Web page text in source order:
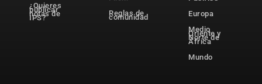
¿Quieres
publicar
notas de
IPS?
Reglas de
comunidad
Europa
Medio
Oriente y
Norte de
África
Mundo